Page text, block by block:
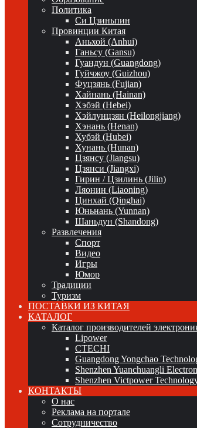
Политика
Си Цзиньпин
Провинции Китая
Аньхой (Anhui)
Ганьсу (Gansu)
Гуандун (Guangdong)
Гуйчжоу (Guizhou)
Фуцзянь (Fujian)
Хайнань (Hainan)
Хэбэй (Hebei)
Хэйлунцзян (Heilongjiang)
Хэнань (Henan)
Хубэй (Hubei)
Хунань (Hunan)
Цзянсу (Jiangsu)
Цзянси (Jiangxi)
Гирин / Цзилинь (Jilin)
Ляонин (Liaoning)
Цинхай (Qinghai)
Юньнань (Yunnan)
Шаньдун (Shandong)
Развлечения
Спорт
Видео
Игры
Юмор
Традиции
Туризм
ПОСТАВКИ ИЗ КИТАЯ
КАТАЛОГ
Каталог производителей
Lipower
CTECHI
Guangdong Yongchao
Shenzhen Yuanchuangli
Shenzhen Victpower
КОНТАКТЫ
О нас
Реклама на портале
Сотрудничество